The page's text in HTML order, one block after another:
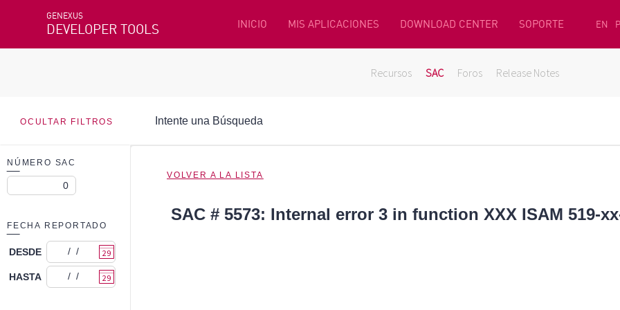
GENEXUS
DEVELOPER TOOLS INICIO MIS APLICACIONES DOWNLOAD CENTER SOPORTE EN
Recursos SAC Foros Release Notes